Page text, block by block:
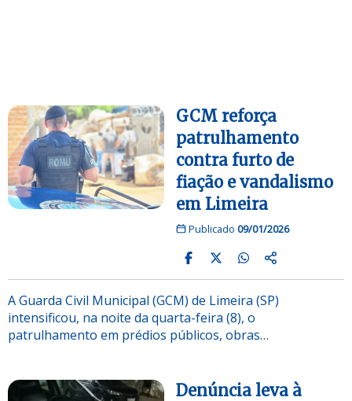
GCM reforça
patrulhamento
contra furto de
fiação e vandalismo
em Limeira
Publicado 09/01/2026
A Guarda Civil Municipal (GCM) de Limeira (SP)
intensificou, na noite da quarta-feira (8), o
patrulhamento em prédios públicos, obras…
Denúncia leva à